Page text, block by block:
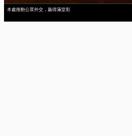
本處推動公眾外交，贏得滿堂彩